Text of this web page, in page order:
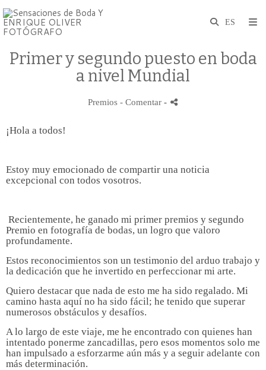
Primer y segundo puesto en boda
a nivel Mundial
Premios - Comentar -
¡Hola a todos!
Estoy muy emocionado de compartir una noticia
excepcional con todos vosotros.
Recientemente, he ganado mi primer premios y segundo
Premio en fotografía de bodas, un logro que valoro
profundamente.
Estos reconocimientos son un testimonio del arduo trabajo y
la dedicación que he invertido en perfeccionar mi arte.
Quiero destacar que nada de esto me ha sido regalado. Mi
camino hasta aquí no ha sido fácil; he tenido que superar
numerosos obstáculos y desafíos.
A lo largo de este viaje, me he encontrado con quienes han
intentado ponerme zancadillas, pero esos momentos solo me
han impulsado a esforzarme aún más y a seguir adelante con
más determinación.